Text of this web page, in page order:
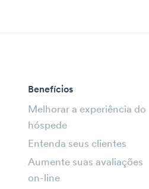
Benefícios
Melhorar a experiência do
hóspede
Entenda seus clientes
Aumente suas avaliações
on-line